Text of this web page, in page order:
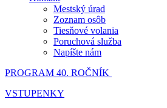
Mestský úrad
Zoznam osôb
Tiesňové volania
Poruchová služba
Napíšte nám
PROGRAM 40. ROČNÍK
VSTUPENKY